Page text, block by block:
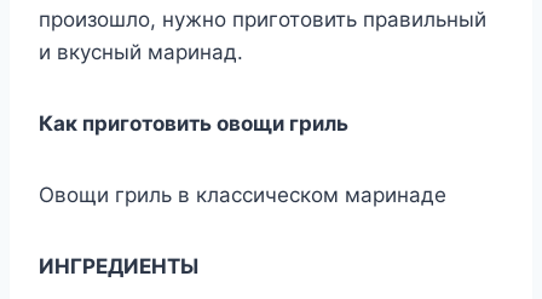
произошло, нужно приготовить правильный
и вкусный маринад.
Как приготовить овощи гриль
Овощи гриль в классическом маринаде
ИНГРЕДИЕНТЫ